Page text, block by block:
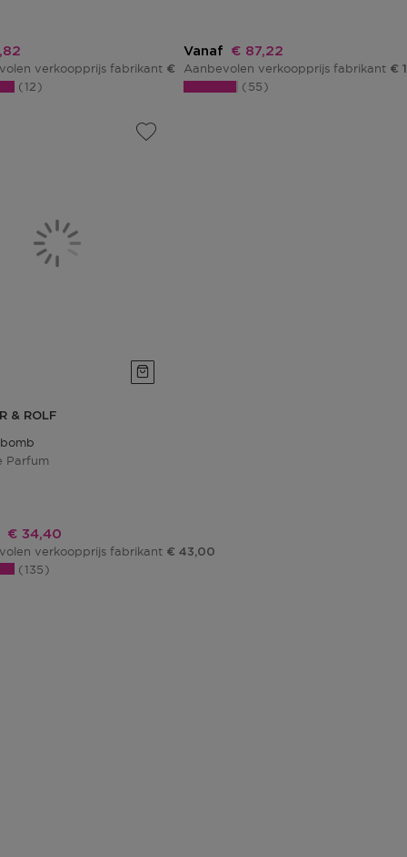
verkoopprijs fabrikant € 136,03
12
Vanaf Kortingsprijs
€ 87,22
Aanbevolen verkoopprijs fabrikant €
55
& ROLF
Parfum
Kortingsprijs
€ 34,40
verkoopprijs fabrikant € 43,00
135